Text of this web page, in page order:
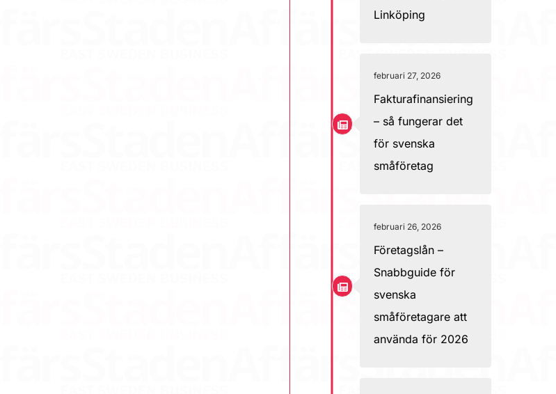
Linköping
februari 27, 2026
Fakturafinansiering
– så fungerar det
för svenska
småföretag
februari 26, 2026
Företagslån –
Snabbguide för
svenska
småföretagare att
använda för 2026